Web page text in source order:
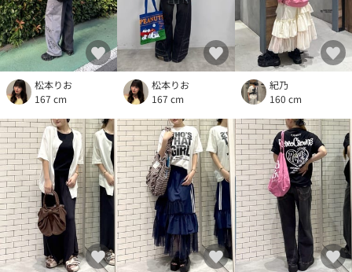
松本りお
167 cm
松本りお
167 cm
紀乃
160 cm